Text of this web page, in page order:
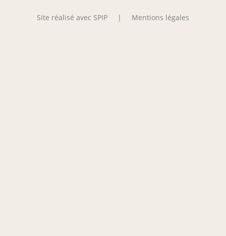
Site réalisé avec SPIP | Mentions légales